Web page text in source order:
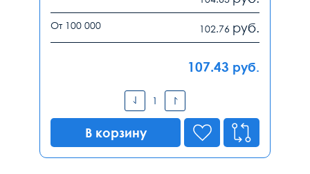
От 100 000 102.76 руб.
107.43 руб.
В корзину